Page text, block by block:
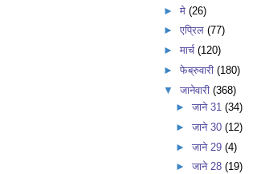
► मे (26)
► एप्रिल (77)
► मार्च (120)
► फेब्रुवारी (180)
▼ जानेवारी (368)
►जाने 31(34)
►जाने 30(12)
►जाने 29(4)
►जाने 28(19)